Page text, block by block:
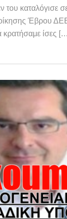
του καταλόγισε
Έβρου
κρατήσαμε ίσες